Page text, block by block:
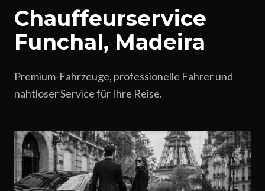
Chauffeurservice
Funchal, Madeira
Premium-Fahrzeuge, professionelle Fahrer und
nahtloser Service für Ihre Reise.